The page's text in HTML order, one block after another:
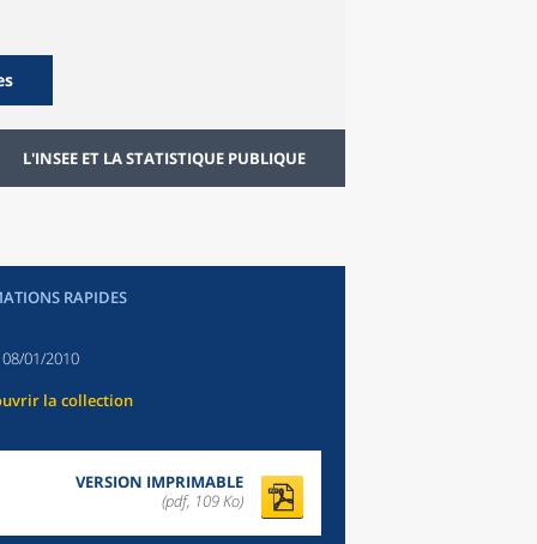
L'INSEE ET LA STATISTIQUE PUBLIQUE
RAPIDES
08/01/2010
la collection
VERSION IMPRIMABLE
(pdf, 109 Ko)